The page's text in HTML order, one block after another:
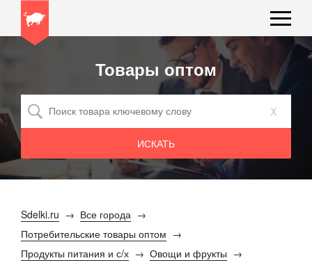
Товары оптом
x
Sdelki.ru
Все города
Потребительские товары оптом
Продукты питания и с/х
Овощи и фрукты